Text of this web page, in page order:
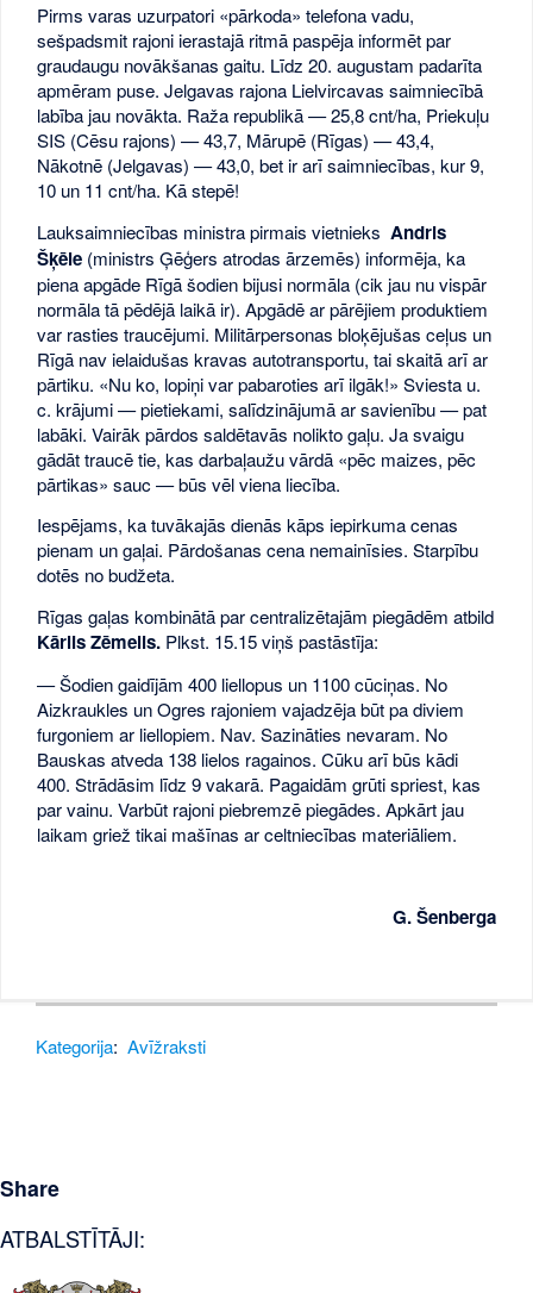
Pirms varas uzurpatori «pārkoda» telefona vadu,
sešpadsmit rajoni ierastajā ritmā paspēja informēt par
graudaugu novākšanas gaitu. Līdz 20. augustam padarīta
apmēram puse. Jelgavas rajona Lielvircavas saimniecībā
labība jau novākta. Raža republikā — 25,8 cnt/ha, Priekuļu
SIS (Cēsu rajons) — 43,7, Mārupē (Rīgas) — 43,4,
Nākotnē (Jelgavas) — 43,0, bet ir arī saimniecības, kur 9,
10 un 11 cnt/ha. Kā stepē!
Lauksaimniecības ministra pirmais vietnieks Andris
Šķēle (ministrs Ģēģers atrodas ārzemēs) informēja, ka
piena apgāde Rīgā šodien bijusi normāla (cik jau nu vispār
normāla tā pēdējā laikā ir). Apgādē ar pārējiem produktiem
var rasties traucējumi. Militārpersonas bloķējušas ceļus un
Rīgā nav ielaidušas kravas autotransportu, tai skaitā arī ar
pārtiku. «Nu ko, lopiņi var pabaroties arī ilgāk!» Sviesta u.
c. krājumi — pietiekami, salīdzinājumā ar savienību — pat
labāki. Vairāk pārdos saldētavās nolikto gaļu. Ja svaigu
gādāt traucē tie, kas darbaļaužu vārdā «pēc maizes, pēc
pārtikas» sauc — būs vēl viena liecība.
Iespējams, ka tuvākajās dienās kāps iepirkuma cenas
pienam un gaļai. Pārdošanas cena nemainīsies. Starpību
dotēs no budžeta.
Rīgas gaļas kombinātā par centralizētajām piegādēm atbild
Kārlis Zēmelis. Plkst. 15.15 viņš pastāstīja:
— Šodien gaidījām 400 liellopus un 1100 cūciņas. No
Aizkraukles un Ogres rajoniem vajadzēja būt pa diviem
furgoniem ar liellopiem. Nav. Sazināties nevaram. No
Bauskas atveda 138 lielos ragainos. Cūku arī būs kādi
400. Strādāsim līdz 9 vakarā. Pagaidām grūti spriest, kas
par vainu. Varbūt rajoni piebremzē piegādes. Apkārt jau
laikam griež tikai mašīnas ar celtniecības materiāliem.
G. Šenberga
Kategorija: Avīžraksti
Share
ATBALSTĪTĀJI: